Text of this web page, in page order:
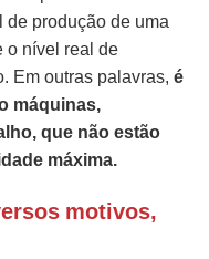
produção de uma
o nível real de
Em outras palavras, é
máquinas,
que não estão
máxima.
motivos,